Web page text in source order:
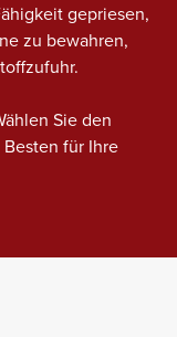
gepriesen,
zu bewahren,
Sie den
für Ihre